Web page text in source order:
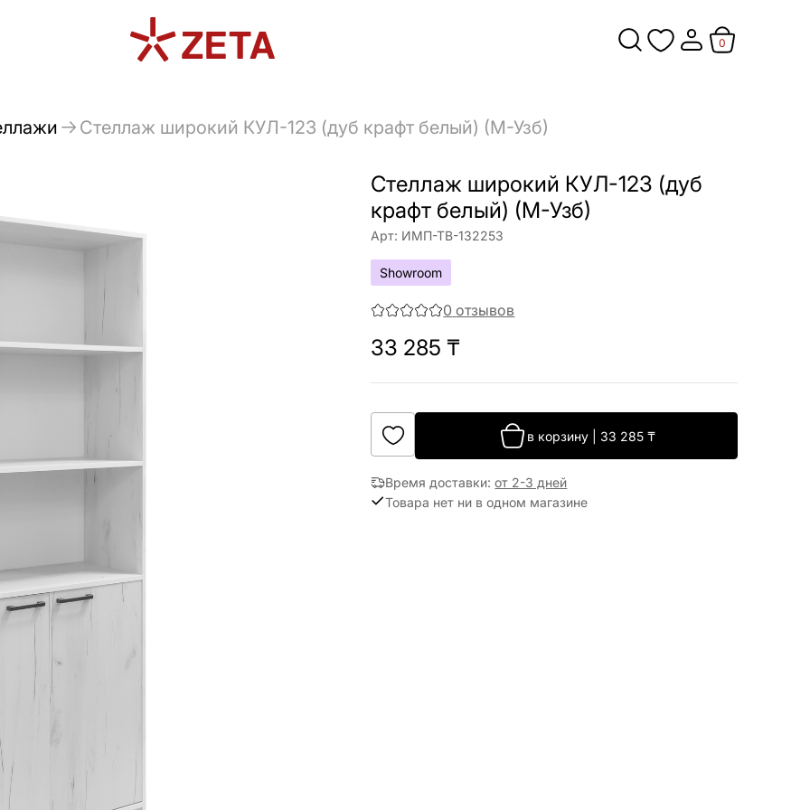
0
Стеллаж широкий КУЛ-123 (дуб крафт белый) (М-Узб)
Стеллаж широкий КУЛ-123 (дуб
крафт белый) (М-Узб)
Арт: ИМП-ТВ-132253
Showroom
0 отзывов
33 285 ₸
в корзину| 33 285₸
Время доставки:от 2-3 дней
Товара нет ни в одном магазине